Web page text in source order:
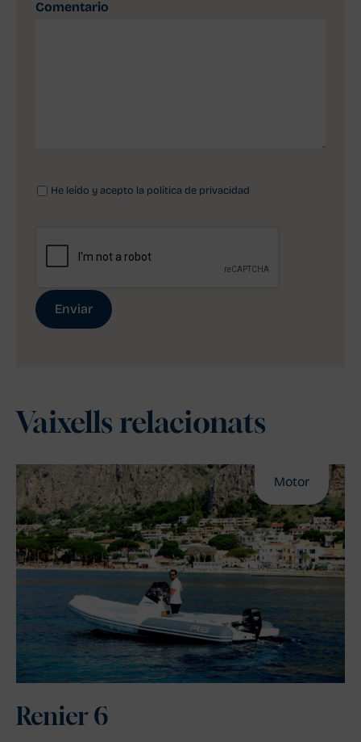
Comentario
He leído y acepto la política de privacidad
Vaixells relacionats
Motor
Renier 6